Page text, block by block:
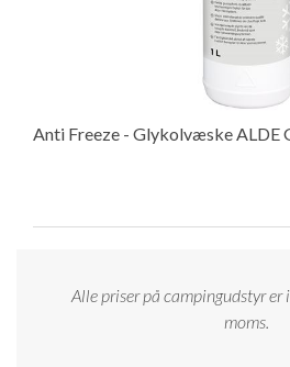
Anti Freeze - Glykolvæske ALDE
Alle priser på campingudstyr er
moms.